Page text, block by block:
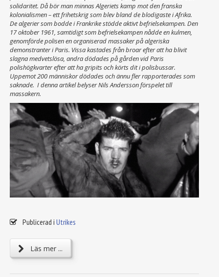
solidaritet. Då bör man minnas Algeriets kamp mot den franska
kolonialismen – ett frihetskrig som blev bland de blodigaste i Afrika.
De algerier som bodde i Frankrike stödde aktivt befrielsekampen. Den
17 oktober 1961, samtidigt som befrielsekampen nådde en kulmen,
genomförde polisen en organiserad massaker på algeriska
demonstranter i Paris. Vissa kastades från broar efter att ha blivit
slagna medvetslösa, andra dödades på gården vid Paris
polishögkvarter efter att ha gripits och körts dit i polisbussar.
Uppemot 200 människor dödades och ännu fler rapporterades som
saknade. I denna artikel belyser Nils Andersson förspelet till
massakern.
Publicerad i Utrikes
Läs mer ...